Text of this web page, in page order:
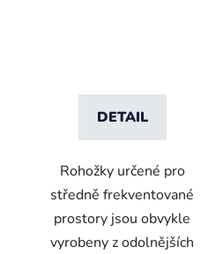
DETAIL
Rohožky určené pro
středně frekventované
prostory jsou obvykle
vyrobeny z odolnějších